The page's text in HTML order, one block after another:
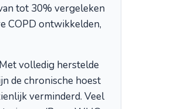
tot 30% vergeleken
COPD ontwikkelden,
Met volledig herstelde
de chronische hoest
verminderd. Veel